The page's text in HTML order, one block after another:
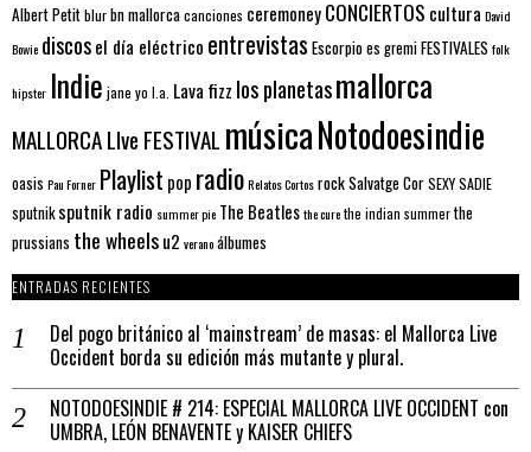
Albert Petitblurbn mallorcacanciones ceremoneyCONCIERTOS cultura David
Bowie discosel día eléctrico entrevistas Escorpioes gremiFESTIVALES folk
hipster Indie jane yo l.a. Lava fizz los planetasmallorca
MALLORCA LIve FESTIVAL músicaNotodoesindie
oasis Pau Forner Playlist pop radioRelatos CortosrockSalvatge CorSEXY SADIE
sputnik sputnik radio summer pie The Beatlesthe curethe indian summerthe
prussians the wheelsu2 veranoálbumes
ENTRADAS RECIENTES
Del pogo británico al ‘mainstream’ de masas: el Mallorca Live
Occident borda su edición más mutante y plural.
NOTODOESINDIE # 214: ESPECIAL MALLORCA LIVE OCCIDENT con
UMBRA, LEÓN BENAVENTE y KAISER CHIEFS